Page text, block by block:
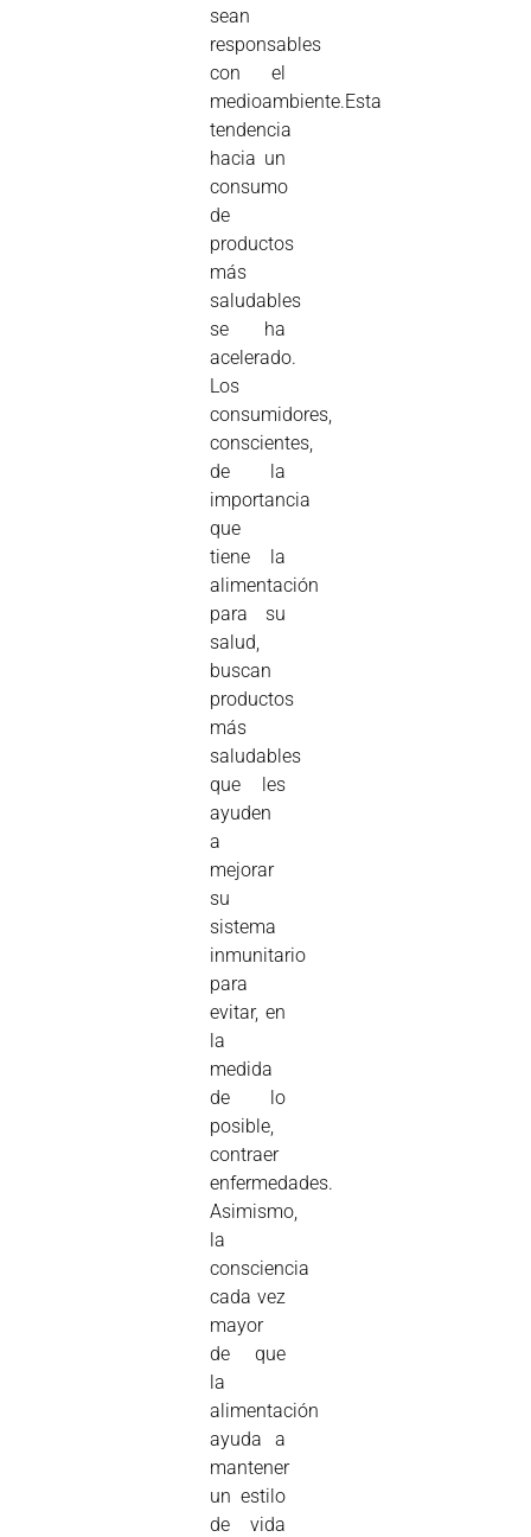
sean
responsables
con el
medioambiente.Esta
tendencia
hacia un
consumo
de
productos
más
saludables
se ha
acelerado.
Los
consumidores,
conscientes,
de la
importancia
que
tiene la
alimentación
para su
salud,
buscan
productos
más
saludables
que les
ayuden
a
mejorar
su
sistema
inmunitario
para
evitar, en
la
medida
de lo
posible,
contraer
enfermedades.
Asimismo,
la
consciencia
cada vez
mayor
de que
la
alimentación
ayuda a
mantener
un estilo
de vida